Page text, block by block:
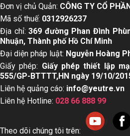
Chủ đề nổi bật:truyện cổ tích,
chuyện cho bé, ý nghĩa tên, chỉ số bmi
Đơn vị chủ Quản:CÔNG TY CỔ
Mã số thuế: 0312926237
Địa chỉ:369 đường Phan Đình
Nhuận, Thành phố Hồ Chí Minh
Đại diện pháp luật:Nguyễn Hoàng
Giấy phép thiết lập
555/GP-BTTTT,HN ngày 19/10/